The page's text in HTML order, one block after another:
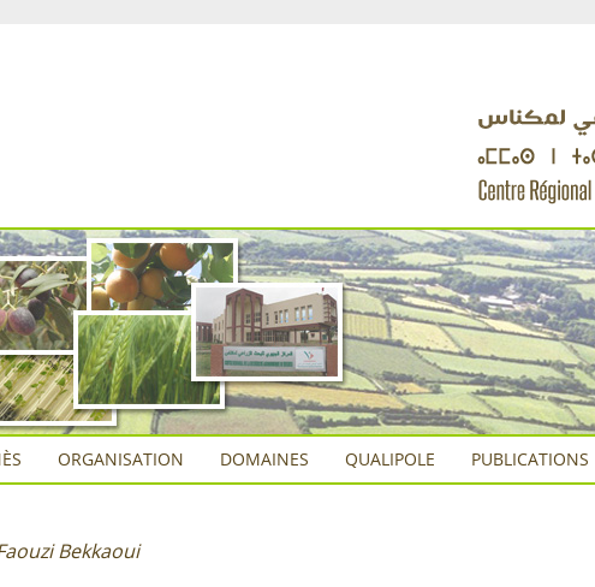
ORGANISATION DOMAINES QUALIPOLE PUBLICATIONS
Bekkaoui